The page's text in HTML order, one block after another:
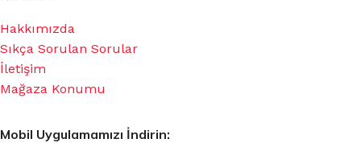
Hakkımızda
Sıkça Sorulan Sorular
İletişim
Mağaza Konumu
Mobil Uygulamamızı İndirin: